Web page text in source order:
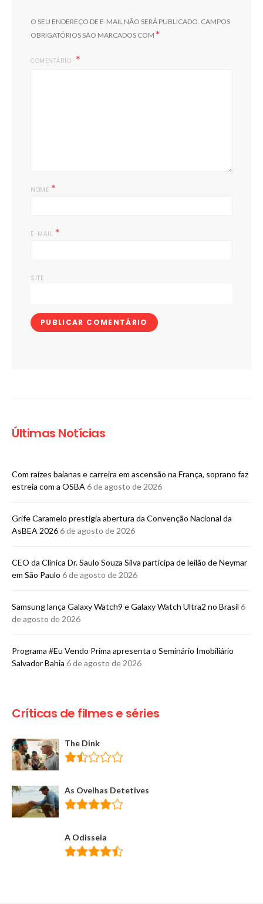
O SEU ENDEREÇO DE E-MAIL NÃO SERÁ PUBLICADO. CAMPOS
OBRIGATÓRIOS SÃO MARCADOS COM *
COMENTÁRIO
NOME *
E-MAIL *
SITE
Últimas Notícias
Com raízes baianas e carreira em ascensão na França, soprano faz
estreia com a OSBA 6 de agosto de 2026
Grife Caramelo prestigia abertura da Convenção Nacional da
AsBEA 20266 de agosto de 2026
CEO da Clínica Dr. Saulo Souza Silva participa de leilão de Neymar
em São Paulo 6 de agosto de 2026
Samsung lança Galaxy Watch9 e Galaxy Watch Ultra2 no Brasil 6
de agosto de 2026
Programa #Eu Vendo Prima apresenta o Seminário Imobiliário
Salvador Bahia 6 de agosto de 2026
Críticas de filmes e séries
The Dink
As Ovelhas Detetives
A Odisseia